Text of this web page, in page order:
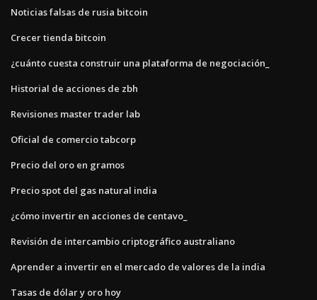
Noticias falsas de rusia bitcoin
Crecer tienda bitcoin
¿cuánto cuesta construir una plataforma de negociación_
Historial de acciones de zbh
Revisiones master trader lab
Oficial de comercio tabcorp
Precio del oro en gramos
Precio spot del gas natural india
¿cómo invertir en acciones de centavo_
Revisión de intercambio criptográfico australiano
Aprender a invertir en el mercado de valores de la india
Tasas de dólar y oro hoy